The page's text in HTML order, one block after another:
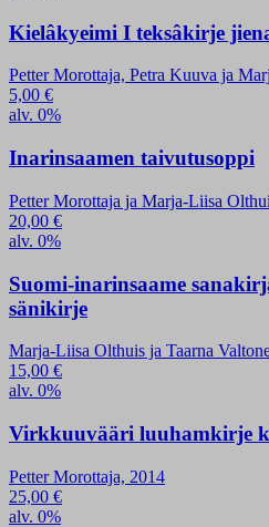
Kielâkyeimi I teksâkirje
Petter Morottaja, Petra Kuuva ja
5,00 €
alv. 0%
Inarinsaamen taivutusoppi
Petter Morottaja ja Marja-Liisa
20,00 €
alv. 0%
Suomi-inarinsaame
sänikirje
Marja-Liisa Olthuis ja Taarna
15,00 €
alv. 0%
Virkkuuvääri luuhamkirje
Petter Morottaja, 2014
25,00 €
alv. 0%